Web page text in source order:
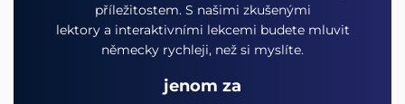
příležitostem. S našimi zkušenými
lektory a interaktivními lekcemi budete mluvit
německy rychleji, než si myslíte.
jenom za